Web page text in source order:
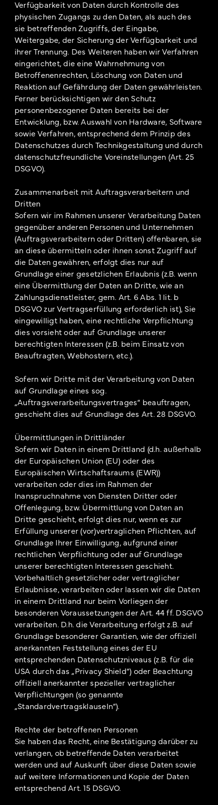
Verfügbarkeit von Daten durch Kontrolle des
physischen Zugangs zu den Daten, als auch des
sie betreffenden Zugriffs, der Eingabe,
Weitergabe, der Sicherung der Verfügbarkeit und
ihrer Trennung. Des Weiteren haben wir Verfahren
eingerichtet, die eine Wahrnehmung von
Betroffenenrechten, Löschung von Daten und
Reaktion auf Gefährdung der Daten gewährleisten.
Ferner berücksichtigen wir den Schutz
personenbezogener Daten bereits bei der
Entwicklung, bzw. Auswahl von Hardware, Software
sowie Verfahren, entsprechend dem Prinzip des
Datenschutzes durch Technikgestaltung und durch
datenschutzfreundliche Voreinstellungen (Art. 25
DSGVO).
Zusammenarbeit mit Auftragsverarbeitern und
Dritten
Sofern wir im Rahmen unserer Verarbeitung Daten
gegenüber anderen Personen und Unternehmen
(Auftragsverarbeitern oder Dritten) offenbaren, sie
an diese übermitteln oder ihnen sonst Zugriff auf
die Daten gewähren, erfolgt dies nur auf
Grundlage einer gesetzlichen Erlaubnis (z.B. wenn
eine Übermittlung der Daten an Dritte, wie an
Zahlungsdienstleister, gem. Art. 6 Abs. 1 lit. b
DSGVO zur Vertragserfüllung erforderlich ist), Sie
eingewilligt haben, eine rechtliche Verpflichtung
dies vorsieht oder auf Grundlage unserer
berechtigten Interessen (z.B. beim Einsatz von
Beauftragten, Webhostern, etc.).
Sofern wir Dritte mit der Verarbeitung von Daten
auf Grundlage eines sog.
„Auftragsverarbeitungsvertrages“ beauftragen,
geschieht dies auf Grundlage des Art. 28 DSGVO.
Übermittlungen in Drittländer
Sofern wir Daten in einem Drittland (d.h. außerhalb
der Europäischen Union (EU) oder des
Europäischen Wirtschaftsraums (EWR))
verarbeiten oder dies im Rahmen der
Inanspruchnahme von Diensten Dritter oder
Offenlegung, bzw. Übermittlung von Daten an
Dritte geschieht, erfolgt dies nur, wenn es zur
Erfüllung unserer (vor)vertraglichen Pflichten, auf
Grundlage Ihrer Einwilligung, aufgrund einer
rechtlichen Verpflichtung oder auf Grundlage
unserer berechtigten Interessen geschieht.
Vorbehaltlich gesetzlicher oder vertraglicher
Erlaubnisse, verarbeiten oder lassen wir die Daten
in einem Drittland nur beim Vorliegen der
besonderen Voraussetzungen der Art. 44 ff. DSGVO
verarbeiten. D.h. die Verarbeitung erfolgt z.B. auf
Grundlage besonderer Garantien, wie der offiziell
anerkannten Feststellung eines der EU
entsprechenden Datenschutzniveaus (z.B. für die
USA durch das „Privacy Shield“) oder Beachtung
offiziell anerkannter spezieller vertraglicher
Verpflichtungen (so genannte
„Standardvertragsklauseln“).
Rechte der betroffenen Personen
Sie haben das Recht, eine Bestätigung darüber zu
verlangen, ob betreffende Daten verarbeitet
werden und auf Auskunft über diese Daten sowie
auf weitere Informationen und Kopie der Daten
entsprechend Art. 15 DSGVO.